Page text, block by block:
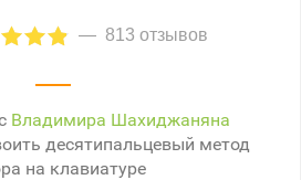
813 отзывов
Владимира Шахиджаняна
десятипальцевый метод
на клавиатуре